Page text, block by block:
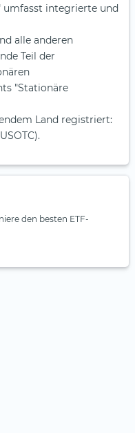
umfasst integrierte und
alle anderen
Teil der
"Stationäre
Land registriert:
den besten ETF-